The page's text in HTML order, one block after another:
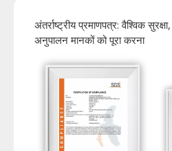
अंतर्राष्ट्रीय प्रमाणपत्र: वैश्विक
अनुपालन मानकों को पूरा करना